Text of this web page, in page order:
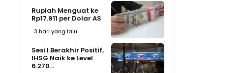
Rupiah Menguat ke
Rp17.911 per Dolar AS
3 hari yang lalu
Sesi I Berakhir Positif,
IHSG Naik ke Level
6.270...